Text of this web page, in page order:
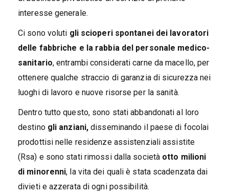
interesse generale.
Ci sono voluti gli scioperi spontanei dei lavoratori
delle fabbriche e la rabbia del personale medico-
sanitario, entrambi considerati carne da macello, per
ottenere qualche straccio di garanzia di sicurezza nei
luoghi di lavoro e nuove risorse per la sanità.
Dentro tutto questo, sono stati abbandonati al loro
destino gli anziani, disseminando il paese di focolai
prodottisi nelle residenze assistenziali assistite
(Rsa) e sono stati rimossi dalla società otto milioni
di minorenni, la vita dei quali è stata scadenzata dai
divieti e azzerata di ogni possibilità.